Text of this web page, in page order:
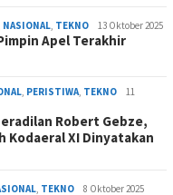
NASIONAL TEKNO 13 Oktober 2025
Apel Terakhir
PERISTIWA TEKNO
11
Robert Gebze,
Kodaeral XI Dinyatakan
TEKNO 8 Oktober 2025